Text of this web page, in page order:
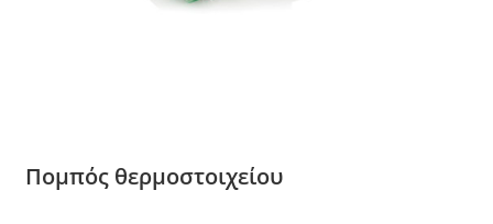
Software
Πομπός θερμοστοιχείου